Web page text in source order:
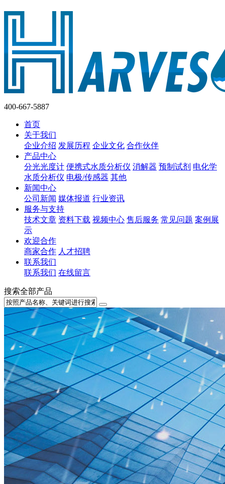
400-667-5887
首页
关于我们
企业介绍 发展历程 企业文化 合作伙伴
产品中心
分光光度计 便携式水质分析仪 消解器 预制试剂 电化学
水质分析仪 电极/传感器 其他
新闻中心
公司新闻 媒体报道 行业资讯
服务与支持
技术文章 资料下载 视频中心 售后服务 常见问题 案例展
示
欢迎合作
商家合作 人才招聘
联系我们
联系我们 在线留言
搜索全部产品